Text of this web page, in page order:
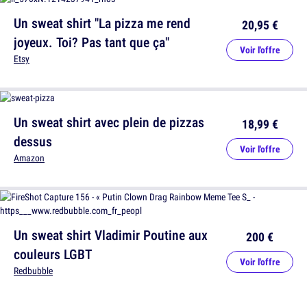
Un sweat shirt "La pizza me rend
joyeux. Toi? Pas tant que ça"
Etsy
20,95 €
Voir l'offre
Un sweat shirt Vladimir Poutine aux
couleurs LGBT
Redbubble
200 €
Voir l'offre
Un sweat shirt avec plein de pizzas
dessus
Amazon
18,99 €
Voir l'offre